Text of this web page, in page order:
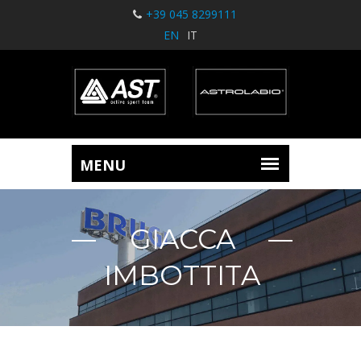
+39 045 8299111
EN
IT
GIACCA
IMBOTTITA